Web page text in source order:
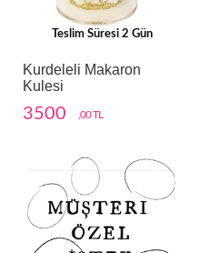
Teslim Süresi 2 Gün
Kurdeleli Makaron
Kulesi
3500 ,00 TL